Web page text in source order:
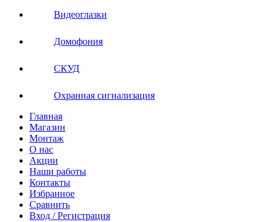
Видеоглазки
Домофония
СКУД
Охранная сигнализация
Главная
Магазин
Монтаж
О нас
Акции
Наши работы
Контакты
Избранное
Сравнить
Вход / Регистрация